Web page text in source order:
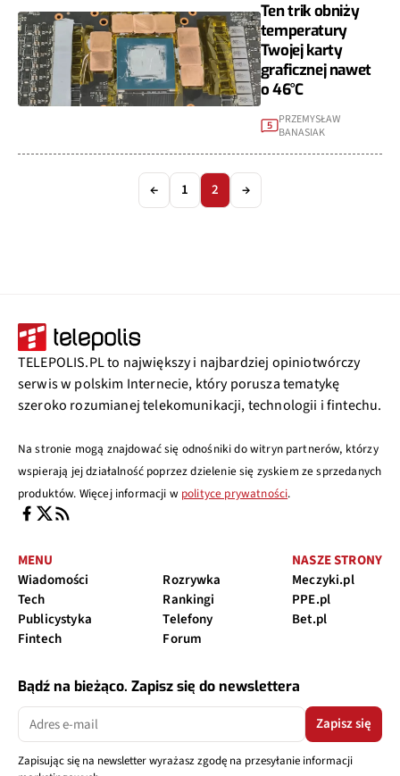
Ten trik obniży
temperatury
Twojej karty
graficznej nawet
o 46°C
5
PRZEMYSŁAW
BANASIAK
← 1 2 →
TELEPOLIS.PL to największy i najbardziej opiniotwórczy
serwis w polskim Internecie, który porusza tematykę
szeroko rozumianej telekomunikacji, technologii i fintechu.
Na stronie mogą znajdować się odnośniki do witryn partnerów, którzy
wspierają jej działalność poprzez dzielenie się zyskiem ze sprzedanych
produktów. Więcej informacji w polityce prywatności.
MENU
Wiadomości
Tech
Publicystyka
Fintech
Rozrywka
Rankingi
Telefony
Forum
NASZE STRONY
Meczyki.pl
PPE.pl
Bet.pl
Bądź na bieżąco. Zapisz się do newslettera
Zapisz się
Zapisując się na newsletter wyrażasz zgodę na przesyłanie informacji